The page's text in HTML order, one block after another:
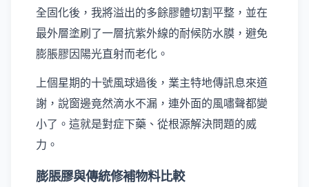
全固化後，我將溢出的多餘膠體切割平整，並在
最外層塗刷了一層抗紫外線的耐候防水膜，避免
膨脹膠因陽光直射而老化。
上個星期的十號風球過後，業主特地傳訊息來道
謝，說窗邊竟然滴水不漏，連外面的風嘯聲都變
小了。這就是對症下藥、從根源解決問題的威
力。
膨脹膠與傳統修補物料比較